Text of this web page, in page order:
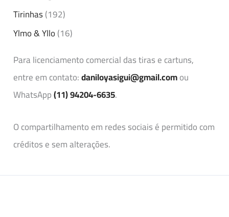
Tirinhas(192)
Ylmo & Yllo(16)
Para licenciamento comercial das tiras e cartuns,
entre em contato:daniloyasigui@gmail.comou
WhatsApp(11) 94204-6635.
O compartilhamento em redes sociais é permitido com
créditos e sem alterações.